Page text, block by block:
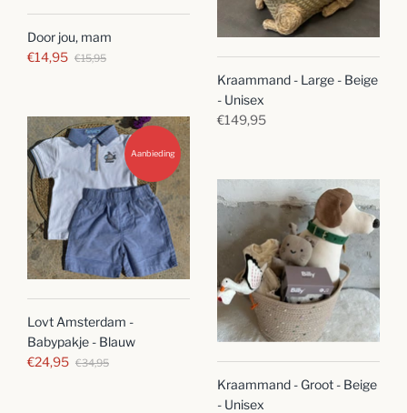
Door jou, mam
€14,95 €15,95
Kraammand - Large - Beige
- Unisex
€149,95
Aanbieding
Lovt Amsterdam -
Babypakje - Blauw
€24,95 €34,95
Kraammand - Groot - Beige
- Unisex